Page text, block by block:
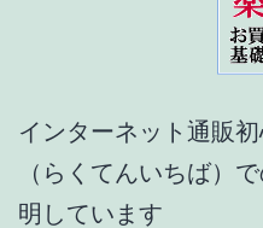
インターネット通販
（らくてんいちば）
明しています